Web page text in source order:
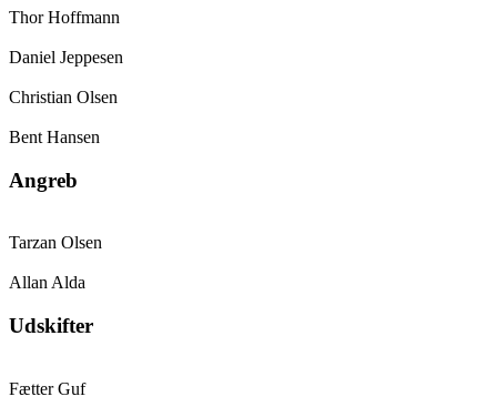
Thor Hoffmann
Daniel Jeppesen
Christian Olsen
Bent Hansen
Angreb
Tarzan Olsen
Allan Alda
Udskifter
Fætter Guf